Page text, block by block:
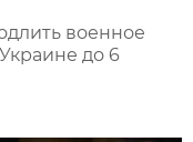
военное
до 6